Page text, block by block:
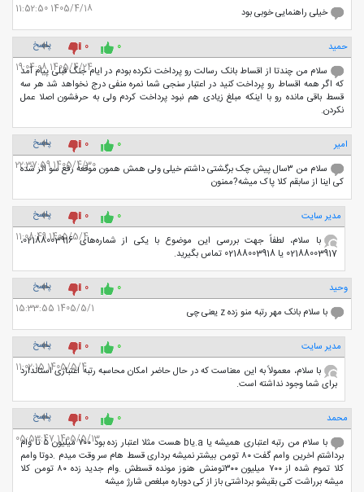
1405/4/18 11:52:50 خیلی راهنمایی خوبی بود
حمید پاسخ 0
0
1405/4/24 19:04:08
سلام من چندتا از اقساط بانک رسالت رو پرداخت نکرده بودم در ایام جنگ قبلی پیام آمد
که اگر همه اقساط رو پرداخت کنید در اعتبار سنجی شما نمره منفی درج نخواهد شد هر سه
قسط باقی مانده رو با اینکه مبلغ زیادی هم نبود پرداخت کردم ولی به حرفشون اصلا عمل
نکردن.
امیر پاسخ 0
0
1405/4/30 22:37:59
سلام من ۳سال پیش چک برگشتی داشتم خیلی ولی همش همون موقعه رفع سو اثر شده
کی اینا از سابقم کلا پاک میشه?ممنون
مدیر سایت پاسخ 0
0
1405/5/4 11:08:49
با سلام، لطفاً جهت بررسی این موضوع با یکی از شماره‌های 02188003916،
02188003917 یا 02188003918 تماس بگیرید.
وحید پاسخ 0
0
1405/5/1 15:33:55 با سلام بانک مهر رتبه منو زده z یعنی چی
مدیر سایت پاسخ 0
0
1405/5/4 11:02:15
با سلام، معمولاً به این معناست که در حال حاضر امکان محاسبه رتبه اعتباری استاندارد
برای شما وجود نداشته است.
محمد پاسخ 0
0
1405/5/13 05:53:47
با سلام من رتبه اعتباری همیشه یا a.یاb هست مثلا اعتبار زده بود ۷۰۰ میلیون ۵ تا وام
برداشتم اخرین وامم گفت ۸۰ تومن بیشتر نمیشه برداری قسط هام سر وقت میدم .دوتا وامم
کلا تموم شده از ۷۰۰ میلیون ۳۰۰تومنش هنوز مونده قسطش .وام جدید زده ۸۰ تومن کلا
میشه برراشت کنی بقیشو برداشتی باز از کی دوباره مبلغص شارژ میشه